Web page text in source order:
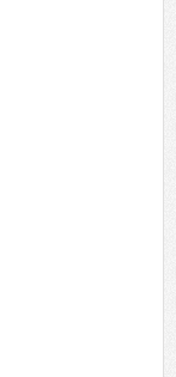
友自行參考!